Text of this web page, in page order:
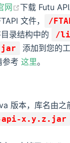
网
下载 Futu API
文件，
/
录结构中的
/
添加到您的
参考这里。
版本，库名由
api-x.y.z.jar